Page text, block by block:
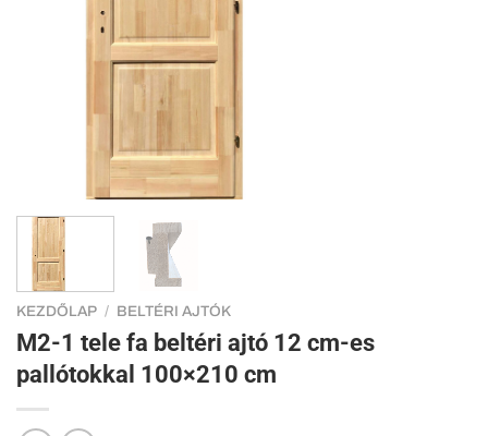
KEZDŐLAP / BELTÉRI AJTÓK
M2-1 tele fa beltéri ajtó 12 cm-es
pallótokkal 100×210 cm